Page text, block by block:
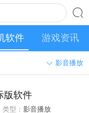
软件 游戏资讯
影音播放
版软件
类型：影音播放